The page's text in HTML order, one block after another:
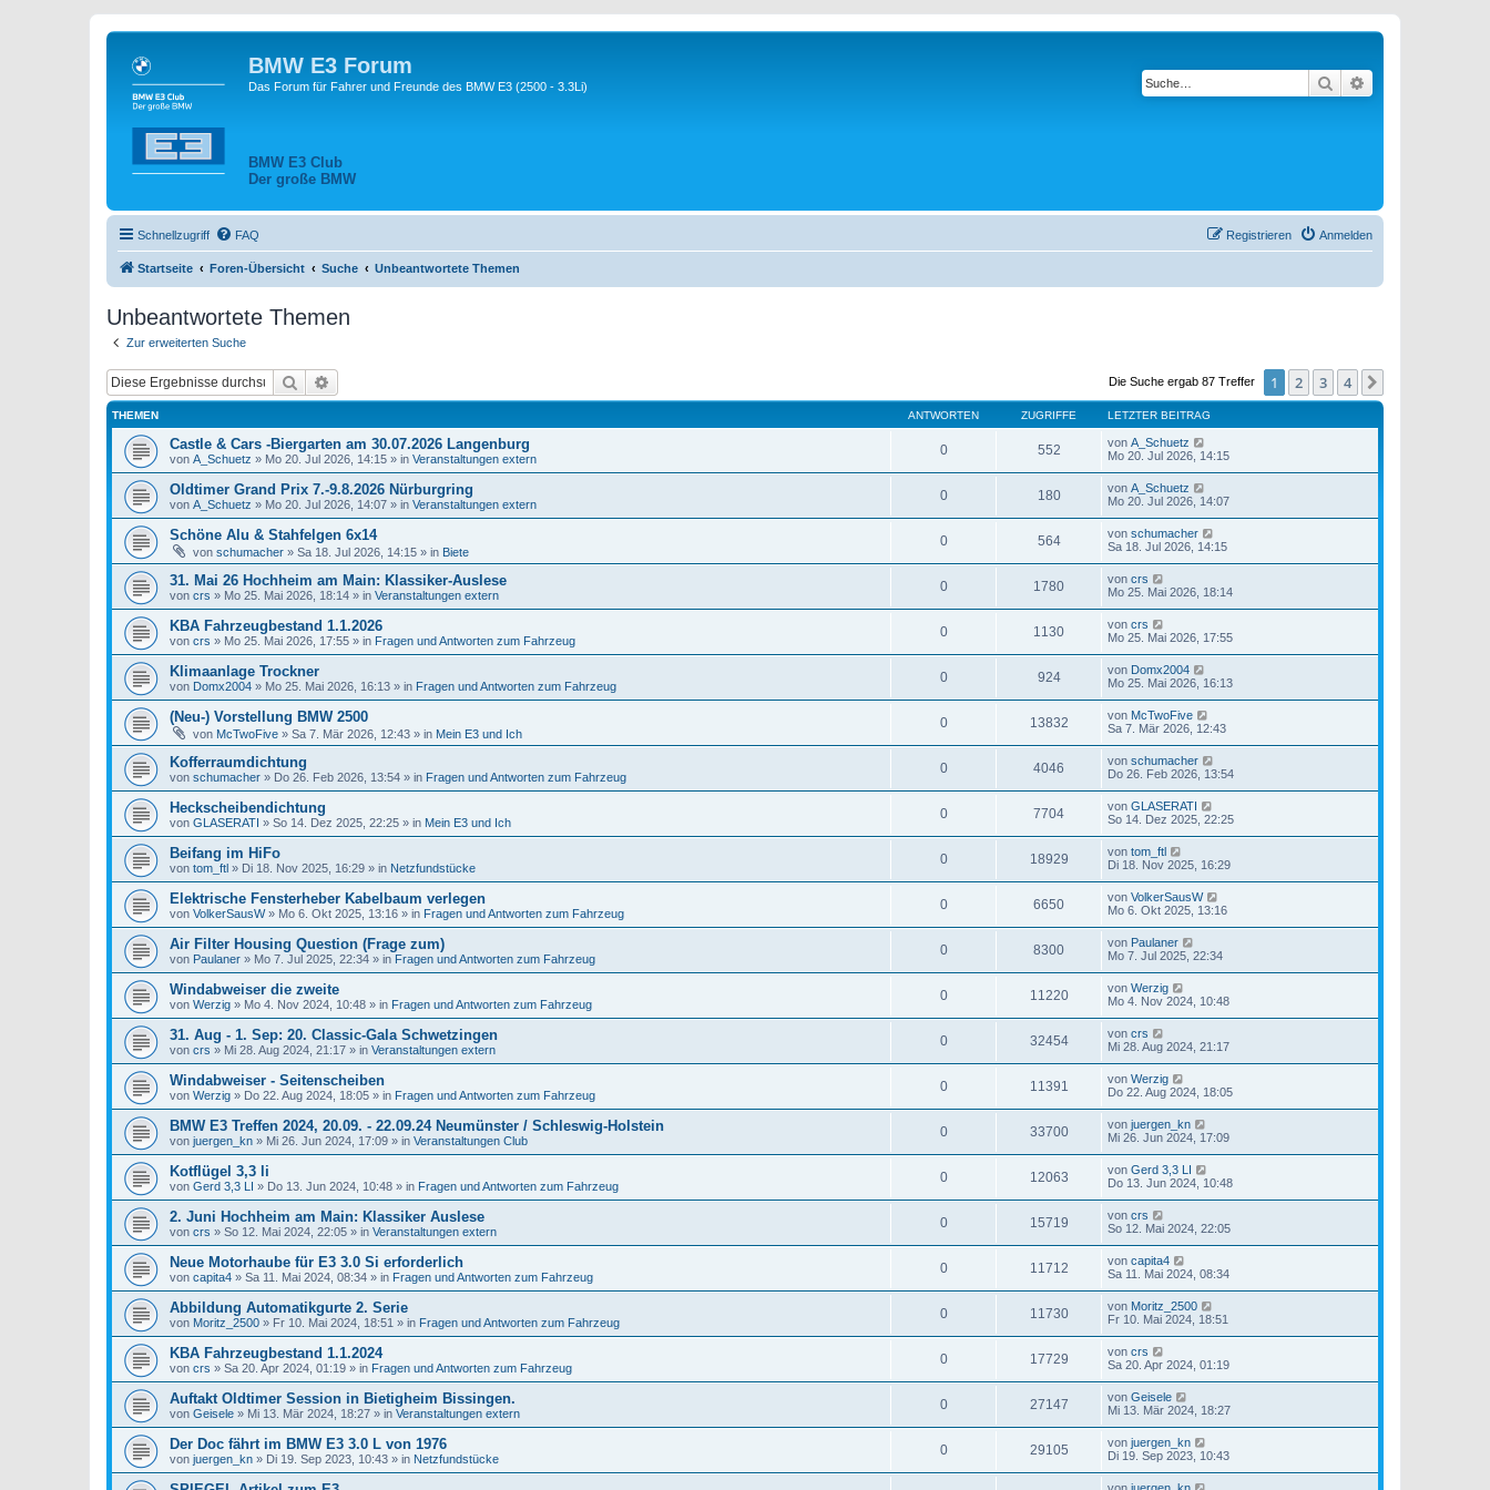
BMW E3 Forum
Das Forum für Fahrer und Freunde des BMW E3 (2500 - 3.3Li)
BMW E3 Club
Der große BMW
Suche
Schnellzugriff FAQ Anmelden
Registrieren
Startseite Foren-Übersicht Suche Unbeantwortete Themen
Unbeantwortete Themen
Zur erweiterten Suche
Suche Die Suche ergab 87 Treffer 1 2 3 4
THEMEN ANTWORTEN ZUGRIFFE LETZTER BEITRAG
Castle & Cars -Biergarten am 30.07.2026 Langenburg
von A_Schuetz » Mo 20. Jul 2026, 14:15 » in Veranstaltungen extern
0 552 von A_Schuetz
Mo 20. Jul 2026, 14:15
Oldtimer Grand Prix 7.-9.8.2026 Nürburgring
von A_Schuetz » Mo 20. Jul 2026, 14:07 » in Veranstaltungen extern
0 180 von A_Schuetz
Mo 20. Jul 2026, 14:07
Schöne Alu & Stahfelgen 6x14
von schumacher » Sa 18. Jul 2026, 14:15 » in Biete
0 564 von schumacher
Sa 18. Jul 2026, 14:15
31. Mai 26 Hochheim am Main: Klassiker-Auslese
von crs » Mo 25. Mai 2026, 18:14 » in Veranstaltungen extern
0 1780 von crs
Mo 25. Mai 2026, 18:14
KBA Fahrzeugbestand 1.1.2026
von crs » Mo 25. Mai 2026, 17:55 » in Fragen und Antworten zum Fahrzeug
0 1130 von crs
Mo 25. Mai 2026, 17:55
Klimaanlage Trockner
von Domx2004 » Mo 25. Mai 2026, 16:13 » in Fragen und Antworten zum Fahrzeug
0 924 von Domx2004
Mo 25. Mai 2026, 16:13
(Neu-) Vorstellung BMW 2500
von McTwoFive » Sa 7. Mär 2026, 12:43 » in Mein E3 und Ich
0 13832 von McTwoFive
Sa 7. Mär 2026, 12:43
Kofferraumdichtung
von schumacher » Do 26. Feb 2026, 13:54 » in Fragen und Antworten zum Fahrzeug
0 4046 von schumacher
Do 26. Feb 2026, 13:54
Heckscheibendichtung
von GLASERATI » So 14. Dez 2025, 22:25 » in Mein E3 und Ich
0 7704 von GLASERATI
So 14. Dez 2025, 22:25
Beifang im HiFo
von tom_ftl » Di 18. Nov 2025, 16:29 » in Netzfundstücke
0 18929 von tom_ftl
Di 18. Nov 2025, 16:29
Elektrische Fensterheber Kabelbaum verlegen
von VolkerSausW» Mo 6. Okt 2025, 13:16 » in Fragen und Antworten zum Fahrzeug
0 6650 von VolkerSausW
Mo 6. Okt 2025, 13:16
Air Filter Housing Question (Frage zum)
von Paulaner » Mo 7. Jul 2025, 22:34 » in Fragen und Antworten zum Fahrzeug
0 8300 von Paulaner
Mo 7. Jul 2025, 22:34
Windabweiser die zweite
von Werzig » Mo 4. Nov 2024, 10:48 » in Fragen und Antworten zum Fahrzeug
0 11220 von Werzig
Mo 4. Nov 2024, 10:48
31. Aug - 1. Sep: 20. Classic-Gala Schwetzingen
von crs » Mi 28. Aug 2024, 21:17 » in Veranstaltungen extern
0 32454 von crs
Mi 28. Aug 2024, 21:17
Windabweiser - Seitenscheiben
von Werzig » Do 22. Aug 2024, 18:05 » in Fragen und Antworten zum Fahrzeug
0 11391 von Werzig
Do 22. Aug 2024, 18:05
BMW E3 Treffen 2024, 20.09. - 22.09.24 Neumünster / Schleswig-Holstein
von juergen_kn » Mi 26. Jun 2024, 17:09 » in Veranstaltungen Club
0 33700 von juergen_kn
Mi 26. Jun 2024, 17:09
Kotflügel 3,3 li
von Gerd 3,3 LI » Do 13. Jun 2024, 10:48 » in Fragen und Antworten zum Fahrzeug
0 12063 von Gerd 3,3 LI
Do 13. Jun 2024, 10:48
2. Juni Hochheim am Main: Klassiker Auslese
von crs » So 12. Mai 2024, 22:05 » in Veranstaltungen extern
0 15719 von crs
So 12. Mai 2024, 22:05
Neue Motorhaube für E3 3.0 Si erforderlich
von capita4 » Sa 11. Mai 2024, 08:34 » in Fragen und Antworten zum Fahrzeug
0 11712 von capita4
Sa 11. Mai 2024, 08:34
Abbildung Automatikgurte 2. Serie
von Moritz_2500 » Fr 10. Mai 2024, 18:51 » in Fragen und Antworten zum Fahrzeug
0 11730 von Moritz_2500
Fr 10. Mai 2024, 18:51
KBA Fahrzeugbestand 1.1.2024
von crs » Sa 20. Apr 2024, 01:19 » in Fragen und Antworten zum Fahrzeug
0 17729 von crs
Sa 20. Apr 2024, 01:19
Auftakt Oldtimer Session in Bietigheim Bissingen.
von Geisele » Mi 13. Mär 2024, 18:27 » in Veranstaltungen extern
0 27147 von Geisele
Mi 13. Mär 2024, 18:27
Der Doc fährt im BMW E3 3.0 L von 1976
von juergen_kn » Di 19. Sep 2023, 10:43 » in Netzfundstücke
0 29105 von juergen_kn
Di 19. Sep 2023, 10:43
von juergen_kn